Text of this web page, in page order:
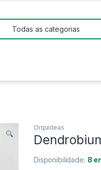
Orquídeas
Disponibilidade: 8